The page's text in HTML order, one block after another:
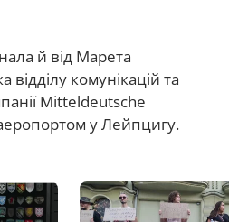
й від Марета
комунікацій та
Mitteldeutsche
у Лейпцигу.